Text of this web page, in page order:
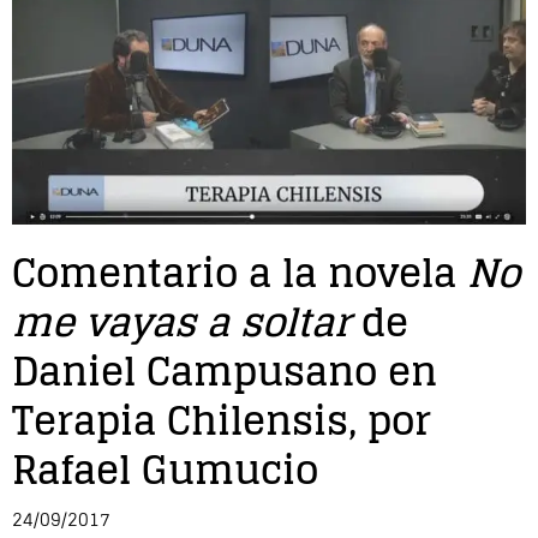
Música
Cine
Política
Comentario a la novela No
me vayas a soltarde
Daniel Campusano en
Terapia Chilensis, por
Rafael Gumucio
24/09/2017